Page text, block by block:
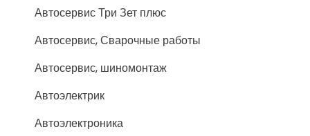
Автосервис Три Зет плюс
Автосервис, Сварочные работы
Автосервис, шиномонтаж
Автоэлектрик
Автоэлектроника